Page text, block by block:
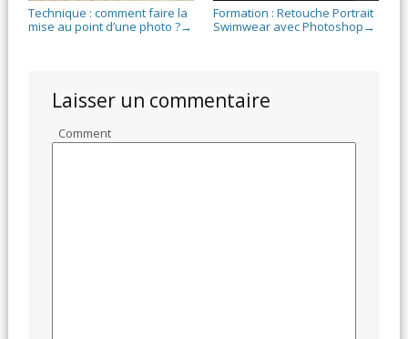
Technique : comment faire la
mise au point d’une photo ?→
Formation : Retouche Portrait
Swimwear avec Photoshop →
Laisser un commentaire
Comment